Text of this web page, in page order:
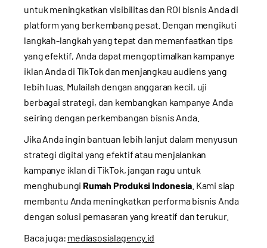
untuk meningkatkan visibilitas dan ROI bisnis Anda di
platform yang berkembang pesat. Dengan mengikuti
langkah-langkah yang tepat dan memanfaatkan tips
yang efektif, Anda dapat mengoptimalkan kampanye
iklan Anda di TikTok dan menjangkau audiens yang
lebih luas. Mulailah dengan anggaran kecil, uji
berbagai strategi, dan kembangkan kampanye Anda
seiring dengan perkembangan bisnis Anda.
Jika Anda ingin bantuan lebih lanjut dalam menyusun
strategi digital yang efektif atau menjalankan
kampanye iklan di TikTok, jangan ragu untuk
menghubungi Rumah Produksi Indonesia . Kami siap
membantu Anda meningkatkan performa bisnis Anda
dengan solusi pemasaran yang kreatif dan terukur.
Baca juga: mediasosialagency.id